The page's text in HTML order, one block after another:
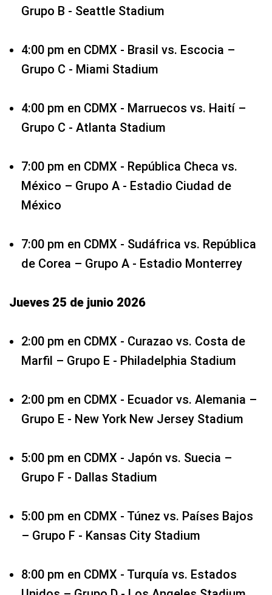
Grupo B - Seattle Stadium
4:00 pm en CDMX - Brasil vs. Escocia –
Grupo C - Miami Stadium
4:00 pm en CDMX - Marruecos vs. Haití –
Grupo C - Atlanta Stadium
7:00 pm en CDMX - República Checa vs.
México – Grupo A - Estadio Ciudad de
México
7:00 pm en CDMX - Sudáfrica vs. República
de Corea – Grupo A - Estadio Monterrey
Jueves 25 de junio 2026
2:00 pm en CDMX - Curazao vs. Costa de
Marfil – Grupo E - Philadelphia Stadium
2:00 pm en CDMX - Ecuador vs. Alemania –
Grupo E - New York New Jersey Stadium
5:00 pm en CDMX - Japón vs. Suecia –
Grupo F - Dallas Stadium
5:00 pm en CDMX - Túnez vs. Países Bajos
– Grupo F - Kansas City Stadium
8:00 pm en CDMX - Turquía vs. Estados